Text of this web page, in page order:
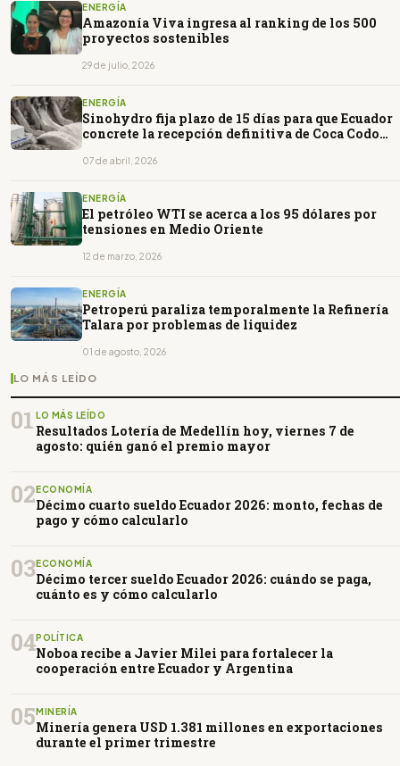
ENERGÍA
Amazonía Viva ingresa al ranking de los 500
proyectos sostenibles
29 de julio, 2026
ENERGÍA
Sinohydro fija plazo de 15 días para que Ecuador
concrete la recepción definitiva de Coca Codo
07 de abril, 2026
ENERGÍA
El petróleo WTI se acerca a los 95 dólares por
tensiones en Medio Oriente
12 de marzo, 2026
ENERGÍA
Petroperú paraliza temporalmente la Refinería
Talara por problemas de liquidez
01 de agosto, 2026
LO MÁS LEÍDO
01 LO MÁS LEÍDO
Resultados Lotería de Medellín hoy, viernes 7 de
agosto: quién ganó el premio mayor
02 ECONOMÍA
Décimo cuarto sueldo Ecuador 2026: monto, fechas de
pago y cómo calcularlo
03ECONOMÍA
Décimo tercer sueldo Ecuador 2026: cuándo se paga,
cuánto es y cómo calcularlo
04POLÍTICA
Noboa recibe a Javier Milei para fortalecer la
cooperación entre Ecuador y Argentina
05 MINERÍA
Minería genera USD 1.381 millones en exportaciones
durante el primer trimestre